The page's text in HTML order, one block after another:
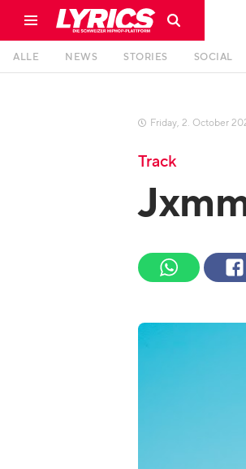
ALLE NEWS STORIES SOCIAL
 Friday, 2. October
Track